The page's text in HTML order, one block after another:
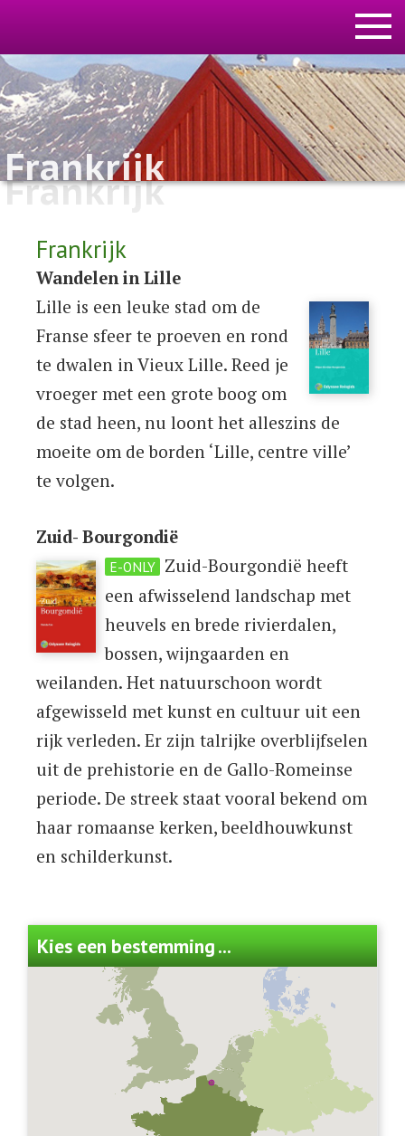
Frankrijk
Frankrijk
Kies een bestemming ...
Frankrijk
Wandelen in Lille
Lille is een leuke stad om de
Franse sfeer te proeven en rond
te dwalen in Vieux Lille. Reed je
vroeger met een grote boog om
de stad heen, nu loont het alleszins de
moeite om de borden ‘Lille, centre ville’
te volgen.
Zuid- Bourgondië
E-ONLY Zuid-Bourgondië heeft
een afwisselend landschap met
heuvels en brede rivierdalen,
bossen, wijngaarden en
weilanden. Het natuurschoon wordt
afgewisseld met kunst en cultuur uit een
rijk verleden. Er zijn talrijke overblijfselen
uit de prehistorie en de Gallo-Romeinse
periode. De streek staat vooral bekend om
haar romaanse kerken, beeldhouwkunst
en schilderkunst.